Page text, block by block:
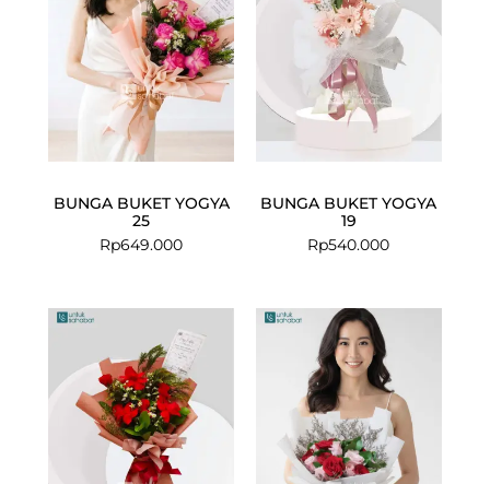
BUNGA BUKET YOGYA
25
Rp649.000
BUNGA BUKET YOGYA
19
Rp540.000